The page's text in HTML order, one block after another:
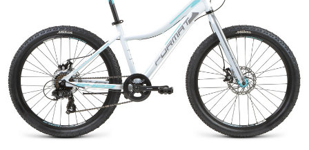
Добавляйте товары
в корзину
Оплачивайте сегодня только
25% картой любого банка